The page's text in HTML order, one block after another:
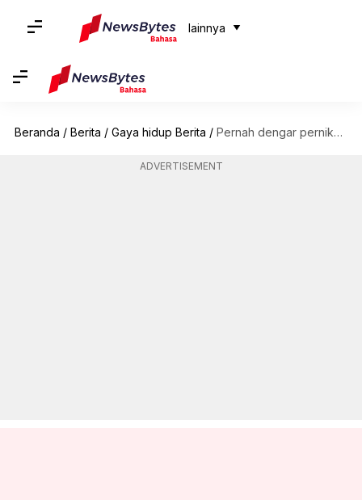
lainnya
Beranda / Berita / Gaya hidup Berita / Pernah dengar pernikahan akhir pekan? Praktik baru di Jepang
ADVERTISEMENT